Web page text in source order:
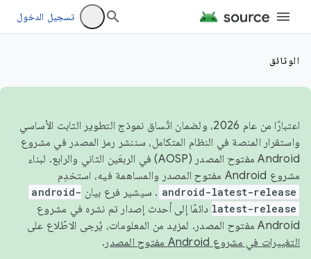
تسجيل الدخول
الوثائق
اعتبارًا من عام 2026، ولضمان اتّساق نموذج التطوير الثابت الأساسي
واستقرار المنصة في النظام المتكامل، سننشر رمز المصدر في مشروع
Android مفتوح المصدر (AOSP) في الربعَين الثاني والرابع. لبناء
مشروع Android مفتوح المصدر والمساهمة فيه، استخدِم
android-latest-release . سيشير فرع بيان android-
latest-release دائمًا إلى أحدث إصدار تم نشره في مشروع
Android مفتوح المصدر. لمزيد من المعلومات، يُرجى الاطّلاع على
التغييرات في مشروع Android مفتوح المصدر
.